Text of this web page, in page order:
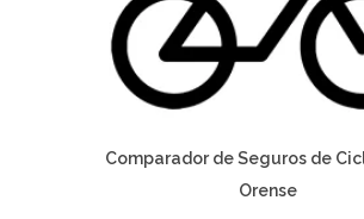
Comparador de Seguros de
Orense